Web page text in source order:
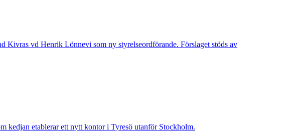
Kivras vd Henrik Lönnevi som ny styrelseordförande. Förslaget stöds av
kedjan etablerar ett nytt kontor i Tyresö utanför Stockholm.